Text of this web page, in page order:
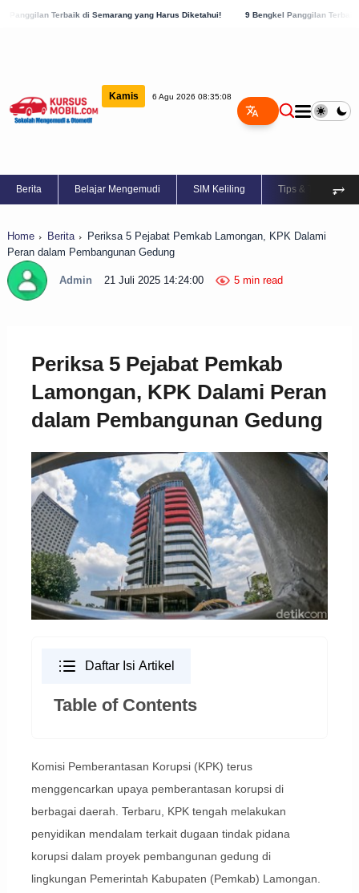
di Semarang yang Harus Diketahui! 9 Bengkel Panggilan Terbaik di Kabupaten
Kamis 6 Agu 2026 08:35:09
Berita Belajar Mengemudi SIM Keliling Tips & Trik ⥅
Home Berita
Periksa 5 Pejabat Pemkab Lamongan, KPK Dalami
Peran dalam Pembangunan Gedung
Admin 21 Juli 2025 14:24:00 5 min read
Periksa 5 Pejabat Pemkab
Lamongan, KPK Dalami Peran
dalam Pembangunan Gedung
Daftar Isi Artikel
Table of Contents
Komisi Pemberantasan Korupsi (KPK) terus
menggencarkan upaya pemberantasan korupsi di
berbagai daerah. Terbaru, KPK tengah melakukan
penyidikan mendalam terkait dugaan tindak pidana
korupsi dalam proyek pembangunan gedung di
lingkungan Pemerintah Kabupaten (Pemkab) Lamongan.